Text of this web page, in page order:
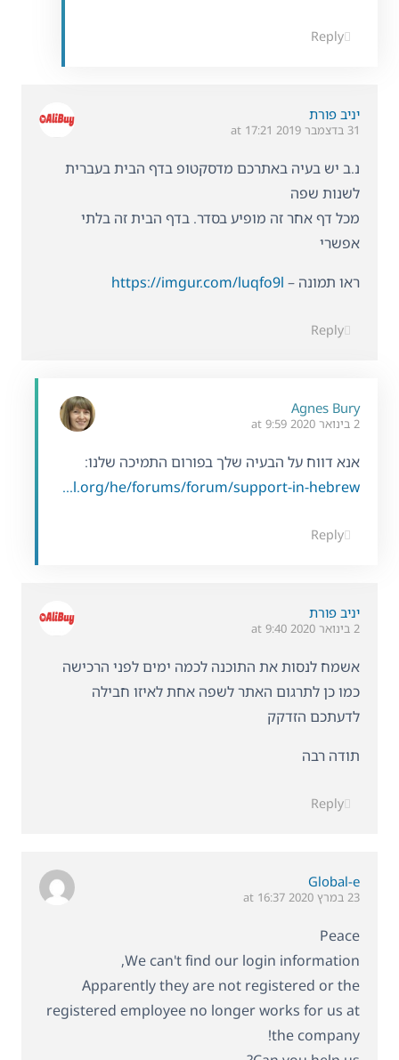
Reply
יניב פורת
31 בדצמבר 2019 at 17:21
נ.ב יש בעיה באתרכם מדסקטופ בדף הבית בעברית
לשנות שפה
מכל דף אחר זה מופיע בסדר. בדף הבית זה בלתי
אפשרי
ראו תמונה – https://imgur.com/luqfo9l
Reply
Agnes Bury
2 בינואר 2020 at 9:59
אנא דווח על הבעיה שלך בפורום התמיכה שלנו:
https://wpml.org/he/forums/forum/support-in-hebrew/
Reply
יניב פורת
2 בינואר 2020 at 9:40
אשמח לנסות את התוכנה לכמה ימים לפני הרכישה
כמו כן לתרגום האתר לשפה אחת לאיזו חבילה
לדעתכם הזדקק
תודה רבה
Reply
Global-e
23 במרץ 2020 at 16:37
Peace
We can't find our login information,
Apparently they are not registered or the
registered employee no longer works for us at
the company!